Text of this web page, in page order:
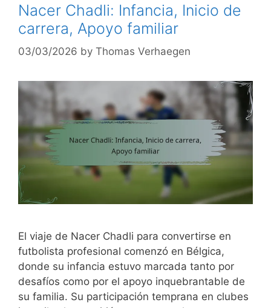
Nacer Chadli: Infancia, Inicio de
carrera, Apoyo familiar
03/03/2026 by Thomas Verhaegen
El viaje de Nacer Chadli para convertirse en
futbolista profesional comenzó en Bélgica,
donde su infancia estuvo marcada tanto por
desafíos como por el apoyo inquebrantable de
su familia. Su participación temprana en clubes